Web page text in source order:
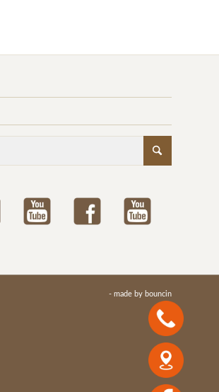
- made by bouncin